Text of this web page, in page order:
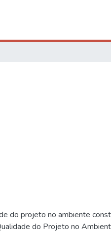
do projeto no ambiente
do Projeto no